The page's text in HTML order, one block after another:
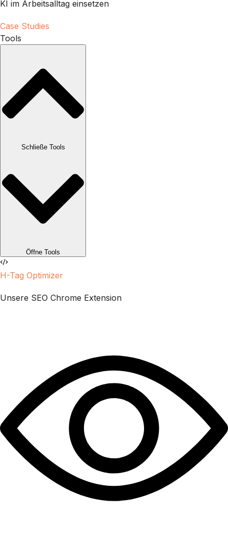
KI im Arbeitsalltag einsetzen
Case Studies
Tools
Schließe Tools
Öffne Tools
H-Tag Optimizer
Unsere SEO Chrome Extension